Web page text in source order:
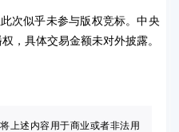
次似乎未参与版权竞标。中央
，具体交易金额未对外披露。
上述内容用于商业或者非法用